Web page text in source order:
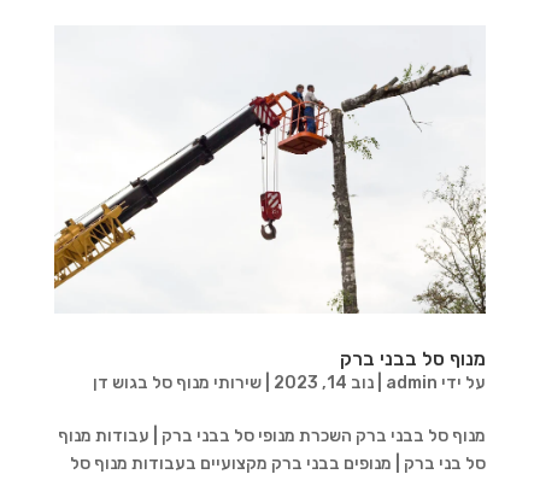
מנוף סל בבני ברק
על ידי admin נוב 14, 2023 שירותי מנוף סל בגוש דן
מנוף סל בבני ברק השכרת מנופי סל בבני ברק | עבודות מנוף
סל בני ברק | מנופים בבני ברק מקצועיים בעבודות מנוף סל